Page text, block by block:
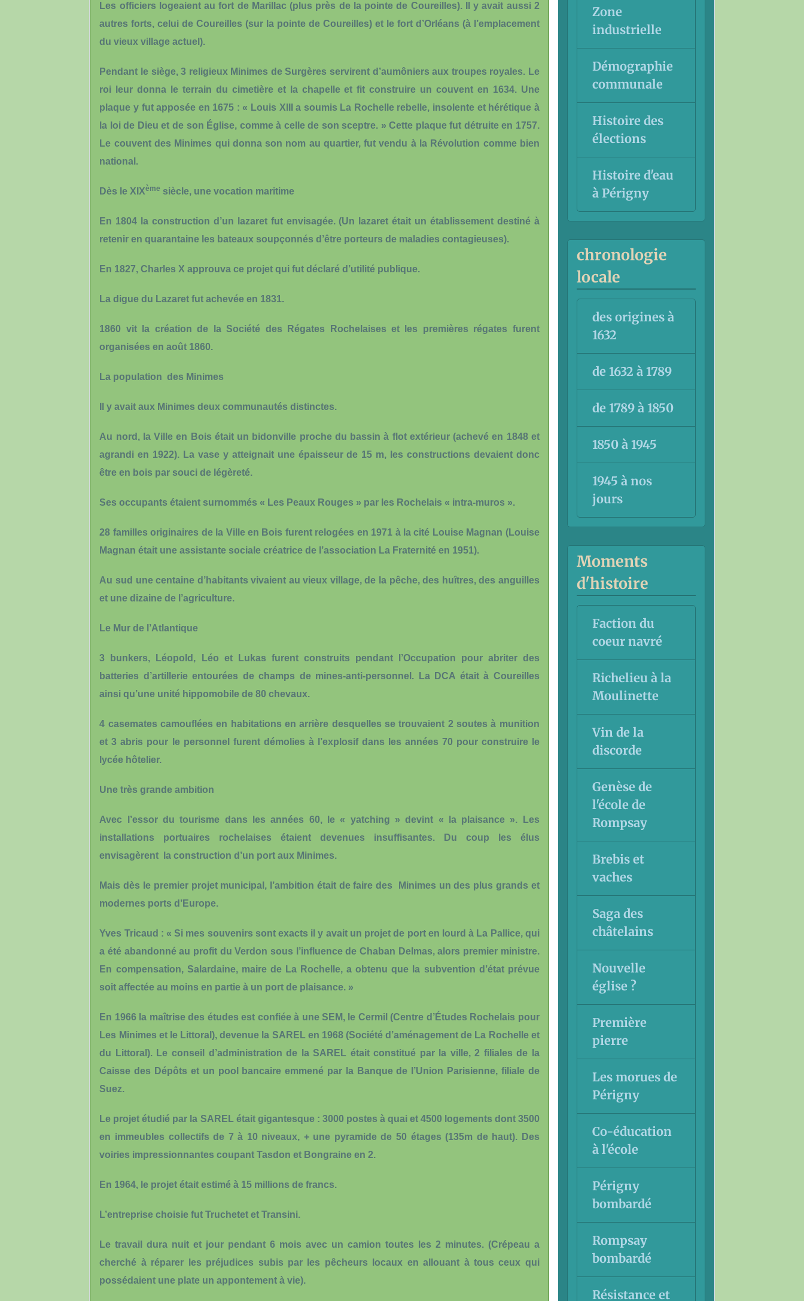
Les officiers logeaient au fort de Marillac (plus près de la pointe de Coureilles). Il y avait aussi 2
autres forts, celui de Coureilles (sur la pointe de Coureilles) et le fort d’Orléans (à l’emplacement
du vieux village actuel).
Pendant le siège, 3 religieux Minimes de Surgères servirent d’aumôniers aux troupes royales. Le
roi leur donna le terrain du cimetière et la chapelle et fit construire un couvent en 1634. Une
plaque y fut apposée en 1675 : « Louis XIII a soumis La Rochelle rebelle, insolente et hérétique à
la loi de Dieu et de son Église, comme à celle de son sceptre. » Cette plaque fut détruite en 1757.
Le couvent des Minimes qui donna son nom au quartier, fut vendu à la Révolution comme bien
national.
Dès le XIXème siècle, une vocation maritime
En 1804 la construction d’un lazaret fut envisagée. (Un lazaret était un établissement destiné à
retenir en quarantaine les bateaux soupçonnés d’être porteurs de maladies contagieuses).
En 1827, Charles X approuva ce projet qui fut déclaré d’utilité publique.
La digue du Lazaret fut achevée en 1831.
1860 vit la création de la Société des Régates Rochelaises et les premières régates furent
organisées en août 1860.
La population des Minimes
Il y avait aux Minimes deux communautés distinctes.
Au nord, la Ville en Bois était un bidonville proche du bassin à flot extérieur (achevé en 1848 et
agrandi en 1922). La vase y atteignait une épaisseur de 15 m, les constructions devaient donc
être en bois par souci de légèreté.
Ses occupants étaient surnommés « Les Peaux Rouges » par les Rochelais « intra-muros ».
28 familles originaires de la Ville en Bois furent relogées en 1971 à la cité Louise Magnan (Louise
Magnan était une assistante sociale créatrice de l’association La Fraternité en 1951).
Au sud une centaine d’habitants vivaient au vieux village, de la pêche, des huîtres, des anguilles
et une dizaine de l’agriculture.
Le Mur de l’Atlantique
3 bunkers, Léopold, Léo et Lukas furent construits pendant l’Occupation pour abriter des
batteries d’artillerie entourées de champs de mines-anti-personnel. La DCA était à Coureilles
ainsi qu’une unité hippomobile de 80 chevaux.
4 casemates camouflées en habitations en arrière desquelles se trouvaient 2 soutes à munition
et 3 abris pour le personnel furent démolies à l’explosif dans les années 70 pour construire le
lycée hôtelier.
Une très grande ambition
Avec l’essor du tourisme dans les années 60, le « yatching » devint « la plaisance ». Les
installations portuaires rochelaises étaient devenues insuffisantes. Du coup les élus
envisagèrent la construction d’un port aux Minimes.
Mais dès le premier projet municipal, l’ambition était de faire des Minimes un des plus grands et
modernes ports d’Europe.
Yves Tricaud : « Si mes souvenirs sont exacts il y avait un projet de port en lourd à La Pallice, qui
a été abandonné au profit du Verdon sous l’influence de Chaban Delmas, alors premier ministre.
En compensation, Salardaine, maire de La Rochelle, a obtenu que la subvention d’état prévue
soit affectée au moins en partie à un port de plaisance. »
En 1966 la maîtrise des études est confiée à une SEM, le Cermil (Centre d’Études Rochelais pour
Les Minimes et le Littoral), devenue la SAREL en 1968 (Société d’aménagement de La Rochelle et
du Littoral). Le conseil d’administration de la SAREL était constitué par la ville, 2 filiales de la
Caisse des Dépôts et un pool bancaire emmené par la Banque de l’Union Parisienne, filiale de
Suez.
Le projet étudié par la SAREL était gigantesque : 3000 postes à quai et 4500 logements dont 3500
en immeubles collectifs de 7 à 10 niveaux, + une pyramide de 50 étages (135m de haut). Des
voiries impressionnantes coupant Tasdon et Bongraine en 2.
En 1964, le projet était estimé à 15 millions de francs.
L’entreprise choisie fut Truchetet et Transini.
Le travail dura nuit et jour pendant 6 mois avec un camion toutes les 2 minutes. (Crépeau a
cherché à réparer les préjudices subis par les pêcheurs locaux en allouant à tous ceux qui
possédaient une plate un appontement à vie).
Zone
industrielle
Démographie
communale
Histoire des
élections
Histoire d'eau
à Périgny
chronologie
locale
des origines à
1632
de 1632 à 1789
de 1789 à 1850
1850 à 1945
1945 à nos
jours
Moments
d'histoire
Faction du
coeur navré
Richelieu à la
Moulinette
Vin de la
discorde
Genèse de
l'école de
Rompsay
Brebis et
vaches
Saga des
châtelains
Nouvelle
église ?
Première
pierre
Les morues de
Périgny
Co-éducation
à l'école
Périgny
bombardé
Rompsay
bombardé
Résistance et